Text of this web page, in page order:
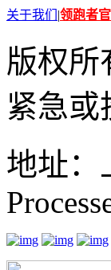
关于我们 |领跑者
版权所
紧急或
地址：